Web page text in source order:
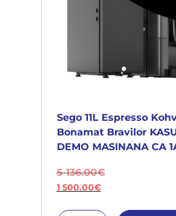
Sego 11L Espresso
Bonamat Bravilor
DEMO MASINANA CA
5 136.00€
1 500.00€